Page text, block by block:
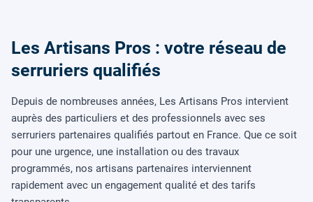
Les Artisans Pros : votre réseau de
serruriers qualifiés
Depuis de nombreuses années, Les Artisans Pros intervient
auprès des particuliers et des professionnels avec ses
serruriers partenaires qualifiés partout en France. Que ce soit
pour une urgence, une installation ou des travaux
programmés, nos artisans partenaires interviennent
rapidement avec un engagement qualité et des tarifs